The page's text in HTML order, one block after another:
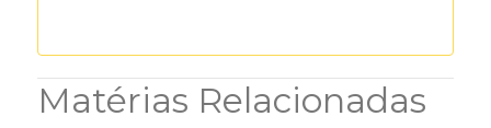
Matérias Relacionadas